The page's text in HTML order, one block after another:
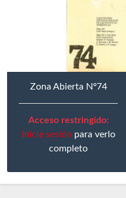
Zona Abierta Nº74
Acceso restringido:
Inicie sesión para verlo
completo